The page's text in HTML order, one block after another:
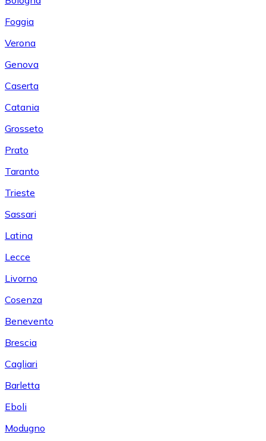
Foggia
Verona
Genova
Caserta
Catania
Grosseto
Prato
Taranto
Trieste
Sassari
Latina
Lecce
Livorno
Cosenza
Benevento
Brescia
Cagliari
Barletta
Eboli
Modugno